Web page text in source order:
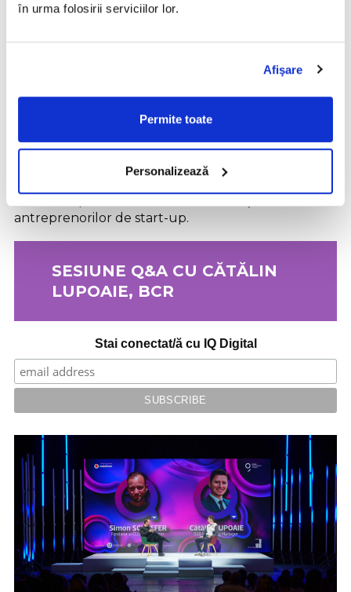
în urma folosirii serviciilor lor.
Afişare
Permite toate
Personalizează
Cred că multe dintre problemele cu care
trebuie piele de elefant ca să faci față
Simon Schaefer, fondator Factory.com și fost
președinte al Startup Portugal
antreprenorilor de start-up.
SESIUNE Q&A CU CĂTĂLIN
LUPOAIE, BCR
Stai conectat/ă cu IQ Digital